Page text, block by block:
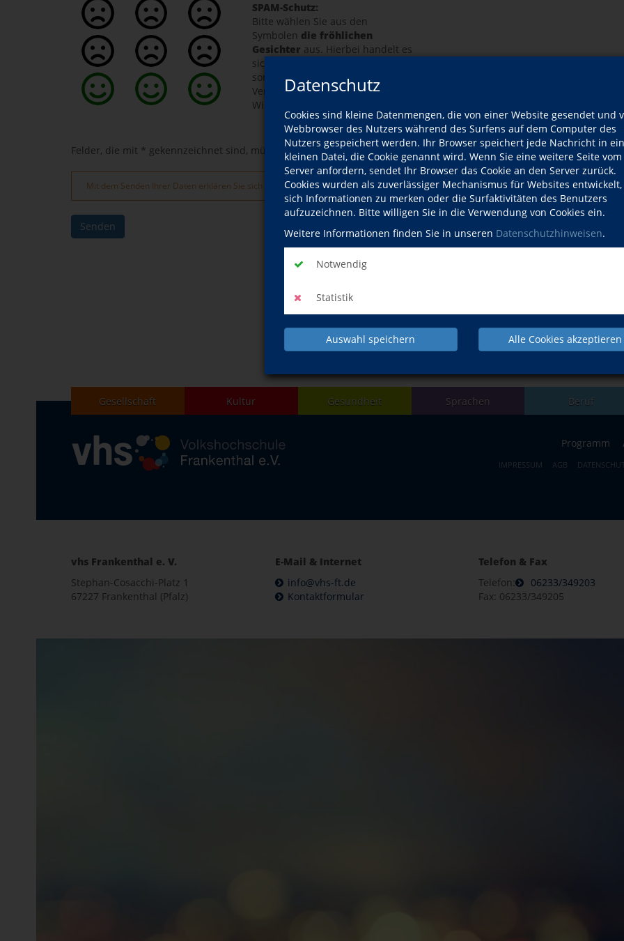
Datenschutz
Cookies sind kleine Datenmengen, die von einer Website gesendet und
Webbrowser des Nutzers während des Surfens auf dem Computer des
Nutzers gespeichert werden. Ihr Browser speichert jede Nachricht in
kleinen Datei, die Cookie genannt wird. Wenn Sie eine weitere Seite vom
Server anfordern, sendet Ihr Browser das Cookie an den Server zurück.
Cookies wurden als zuverlässiger Mechanismus für Websites
sich Informationen zu merken oder die Surfaktivitäten des Benutzers
aufzuzeichnen. Bitte willigen Sie in die Verwendung von Cookies ein.
Weitere Informationen finden Sie in unseren Datenschutzhinweisen.
Notwendig
Statistik
Auswahl speichern Alle Cookies akzeptieren
SPAM-Schutz:
Bitte wählen Sie aus den
Symbolen die fröhlichen
Gesichter aus. Hierbei handelt es
sich nicht um eine Bewertung,
sondern um eine notwendige
Verhinderung von SPAM-Mails.
Wir danken für Ihr Verständnis.
Felder, die mit * gekennzeichnet sind, müssen ausgefüllt werden.
Mit dem Senden Ihrer Daten erklären Sie sich mit der Verarbeitung gemäß unserenDatenschutzbestimmungeneinverstanden.
Senden
Gesellschaft Kultur Gesundheit Sprachen Beruf
Programm
IMPRESSUM AGB
vhs Frankenthal e. V.
Stephan-Cosacchi-Platz 1
67227 Frankenthal (Pfalz)
E-Mail & Internet
info@vhs-ft.de
Kontaktformular
Telefon & Fax
Telefon:
06233/349203
Fax: 06233/349205